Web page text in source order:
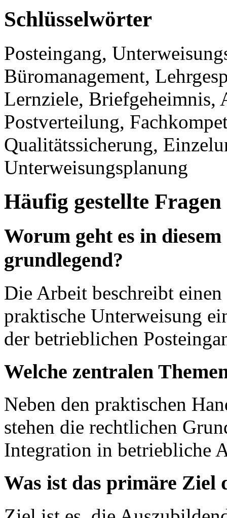
Schlüsselwörter
Posteingang,
Büromanagement,
Lernziele, Briefgeheimnis,
Postverteilung,
Qualitätssicherung,
Unterweisungsplanung
Häufig gestellte Fragen
Worum geht es in
grundlegend?
Die Arbeit beschreibt
praktische Unterweisung
der betrieblichen
Welche zentralen
Neben den praktischen
stehen die rechtlichen
Integration in betriebliche
Was ist das primäre Ziel